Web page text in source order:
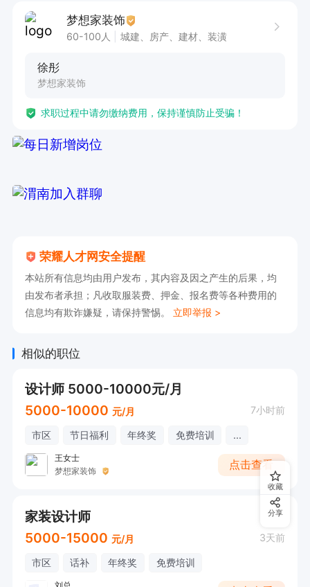
梦想家装饰
60-100人 城建、房产、建材、装潢
徐彤
梦想家装饰
求职过程中请勿缴纳费用，保持谨慎防止受骗！
荣耀人才网安全提醒
本站所有信息均由用户发布，其内容及因之产生的后果，均
由发布者承担；凡收取服装费、押金、报名费等各种费用的
信息均有欺诈嫌疑，请保持警惕。 立即举报 >
相似的职位
设计师 5000-10000元/月
5000-10000 元/月 7小时前
市区 节日福利 年终奖 免费培训 ...
王女士
梦想家装饰
点击查看
家装设计师
5000-15000 元/月 3天前
市区 话补 年终奖 免费培训
收藏
分享